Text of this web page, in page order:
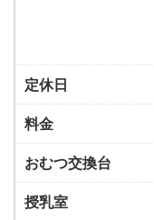
定休日
料金
おむつ交換台
授乳室